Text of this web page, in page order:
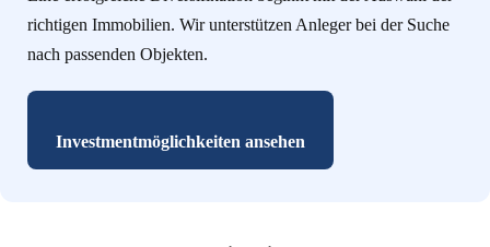
richtigen Immobilien. Wir unterstützen Anleger bei der Suche
nach passenden Objekten.
Investmentmöglichkeiten ansehen